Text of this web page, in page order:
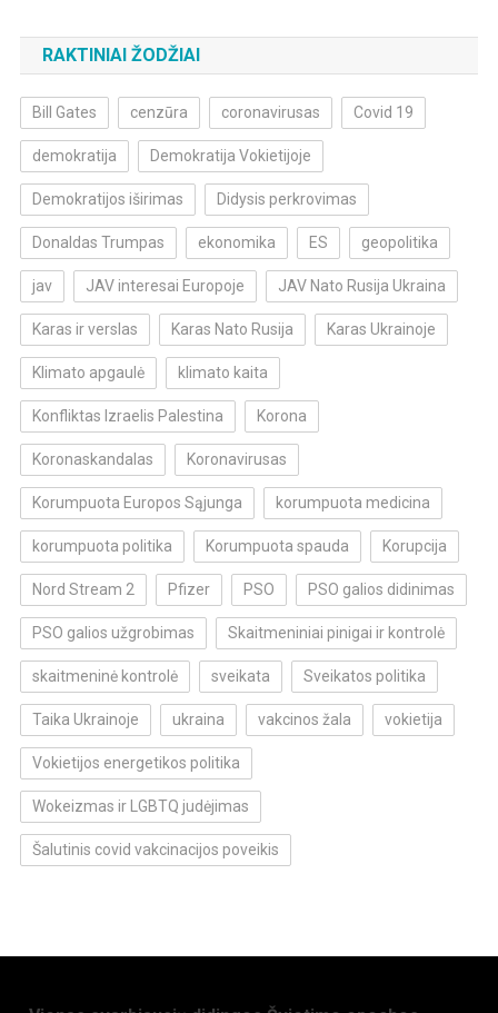
RAKTINIAI ŽODŽIAI
Bill Gates cenzūra coronavirusas Covid 19
demokratija Demokratija Vokietijoje
Demokratijos iširimas Didysis perkrovimas
Donaldas Trumpas ekonomika ES geopolitika
jav JAV interesai Europoje JAV Nato Rusija Ukraina
Karas ir verslas Karas Nato Rusija Karas Ukrainoje
Klimato apgaulė klimato kaita
Konfliktas Izraelis Palestina Korona
Koronaskandalas Koronavirusas
Korumpuota Europos Sąjunga korumpuota medicina
korumpuota politika Korumpuota spauda Korupcija
Nord Stream 2 Pfizer PSO PSO galios didinimas
PSO galios užgrobimas Skaitmeniniai pinigai ir kontrolė
skaitmeninė kontrolė sveikata Sveikatos politika
Taika Ukrainoje ukraina vakcinos žala vokietija
Vokietijos energetikos politika
Wokeizmas ir LGBTQ judėjimas
Šalutinis covid vakcinacijos poveikis